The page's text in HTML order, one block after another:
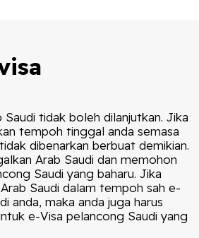
tidak boleh dilanjutkan. Jika
tempoh tinggal anda semasa
dibenarkan berbuat demikian.
Arab Saudi dan memohon
Saudi yang baharu. Jika
Saudi dalam tempoh sah e-
anda, maka anda juga harus
e-Visa pelancong Saudi yang